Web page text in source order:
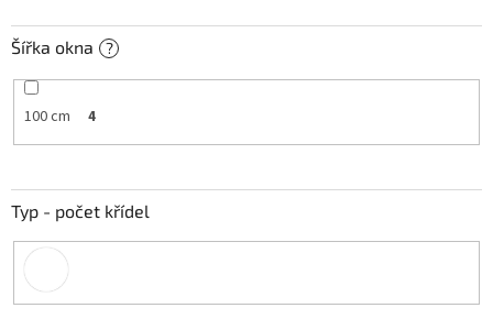
Šířka okna ?
100 cm 4
Typ - počet křídel